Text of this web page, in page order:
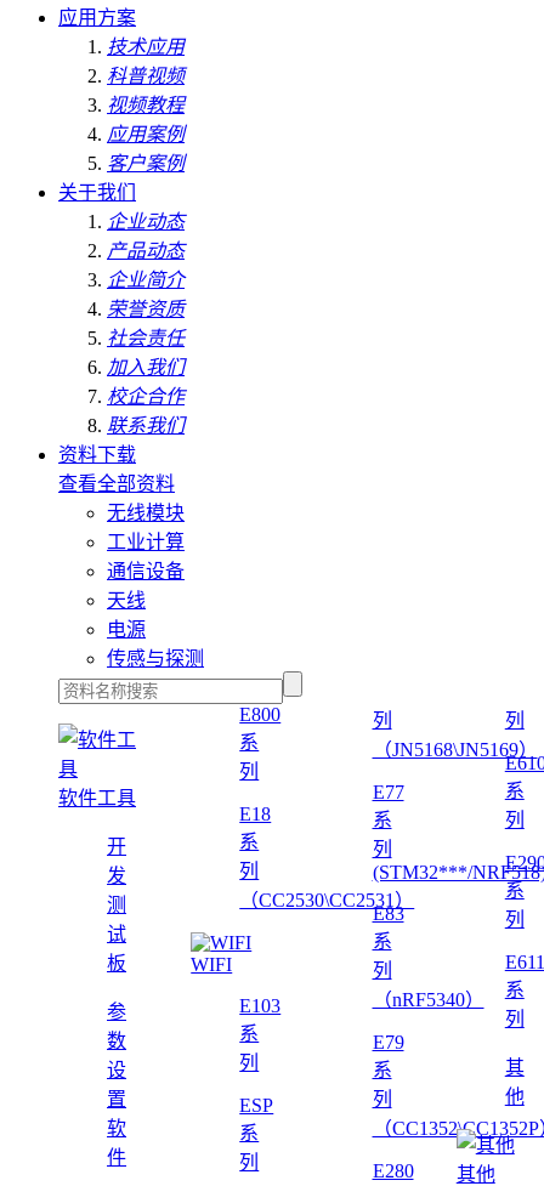
应用方案
技术应用
科普视频
视频教程
应用案例
客户案例
关于我们
企业动态
产品动态
企业简介
荣誉资质
社会责任
加入我们
校企合作
联系我们
资料下载
查看全部资料
无线模块
工业计算
通信设备
天线
电源
传感与探测
软件工具
开
发
测
试
板
参
数
设
置
软
件
E800
系
列
E18
系
列
（CC2530\CC2531）
WIFI
E103
系
列
ESP
系
列
列
（JN5168\JN5169）
E77
系
列
(STM32***/
E83
系
列
（nRF5340）
E79
系
列
（
E280
列
系
列
系
列
E611
系
列
其
他
其他